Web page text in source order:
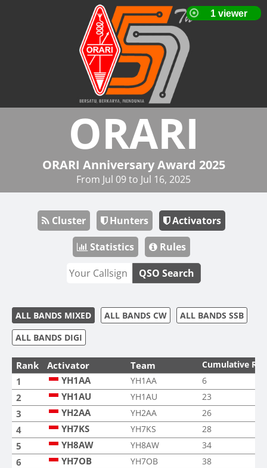
ORARI
ORARI Anniversary Award 2025
From Jul 09 to Jul 16, 2025
Cluster Hunters
Activators
Statistics
Rules
QSO Search
ALL BANDS MIXED ALL BANDS CW
ALL BANDS SSB
ALL BANDS DIGI
Rank Activator Team Cumulative
1 YH1AA YH1AA 6
2 YH1AU YH1AU 23
3 YH2AA YH2AA 26
4 YH7KS YH7KS 28
5 YH8AW YH8AW 34
6 YH7OB YH7OB 38